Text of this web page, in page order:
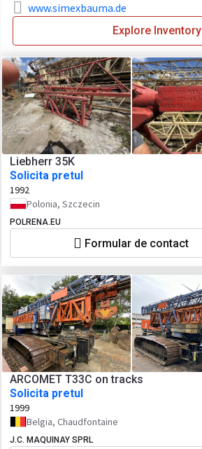
www.simexbauma.de
Explore Inventory
Liebherr 35K
Solicita pretul
1992
Polonia, Szczecin
POLRENA.EU
Formular de contact
ARCOMET T33C on tracks
Solicita pretul
1999
Belgia, Chaudfontaine
J.C. MAQUINAY SPRL